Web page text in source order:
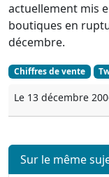
actuellement mis
boutiques en
décembre.
Chiffres de vente
Le 13 décembre
Sur le même